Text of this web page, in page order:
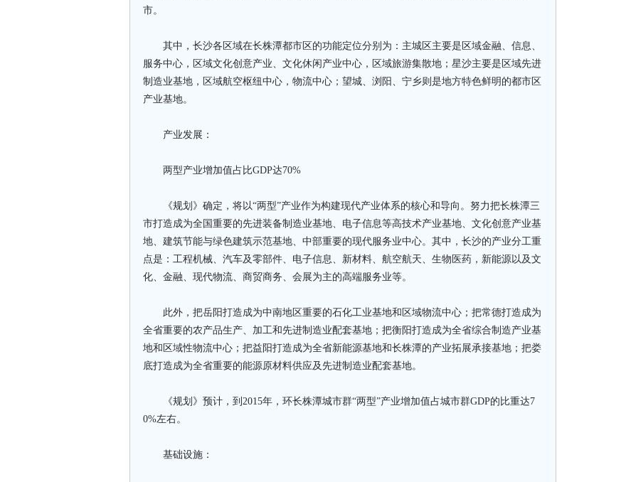
市。
其中，长沙各区域在长株潭都市区的功能定位分别为：主城区主要是区域金融、信息、
服务中心，区域文化创意产业、文化休闲产业中心，区域旅游集散地；星沙主要是区域先进
制造业基地，区域航空枢纽中心，物流中心；望城、浏阳、宁乡则是地方特色鲜明的都市区
产业基地。
产业发展：
两型产业增加值占比GDP达70%
《规划》确定，将以“两型”产业作为构建现代产业体系的核心和导向。努力把长株潭三
市打造成为全国重要的先进装备制造业基地、电子信息等高技术产业基地、文化创意产业基
地、建筑节能与绿色建筑示范基地、中部重要的现代服务业中心。其中，长沙的产业分工重
点是：工程机械、汽车及零部件、电子信息、新材料、航空航天、生物医药，新能源以及文
化、金融、现代物流、商贸商务、会展为主的高端服务业等。
此外，把岳阳打造成为中南地区重要的石化工业基地和区域物流中心；把常德打造成为
全省重要的农产品生产、加工和先进制造业配套基地；把衡阳打造成为全省综合制造产业基
地和区域性物流中心；把益阳打造成为全省新能源基地和长株潭的产业拓展承接基地；把娄
底打造成为全省重要的能源原材料供应及先进制造业配套基地。
《规划》预计，到2015年，环长株潭城市群“两型”产业增加值占城市群GDP的比重达7
0%左右。
基础设施：